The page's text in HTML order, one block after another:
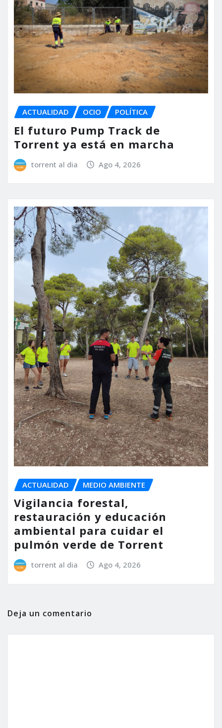
ACTUALIDAD OCIO POLÍTICA
El futuro Pump Track de
Torrent ya está en marcha
torrent al dia Ago 4, 2026
ACTUALIDAD MEDIO AMBIENTE
Vigilancia forestal,
restauración y educación
ambiental para cuidar el
pulmón verde de Torrent
torrent al dia Ago 4, 2026
Deja un comentario